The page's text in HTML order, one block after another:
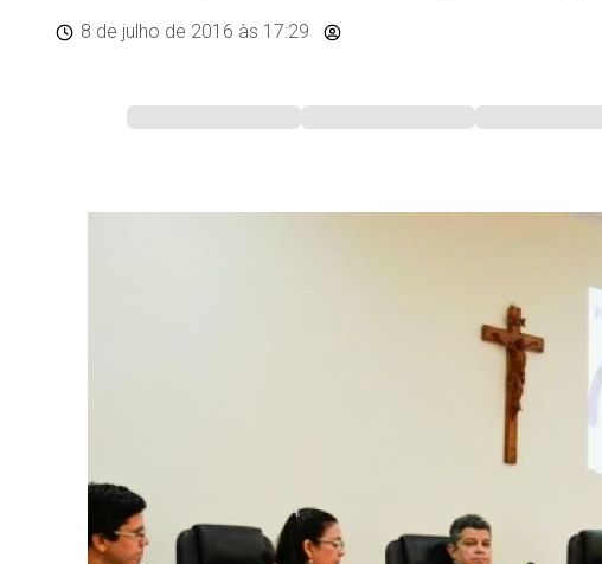
8 de julho de 2016 às 17:29